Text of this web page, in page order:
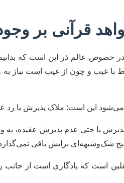
قرآنی بر
خصوص عالم ذر این است که بدانیم
با غیب و چون از غیب است نیاز به
این است: ملاک پذیرش یا رد
یا حتی عدم‌ پذیرش عقیده، به
شک‌وشبهه‌ای برایش باقی
است که یادگاری است از